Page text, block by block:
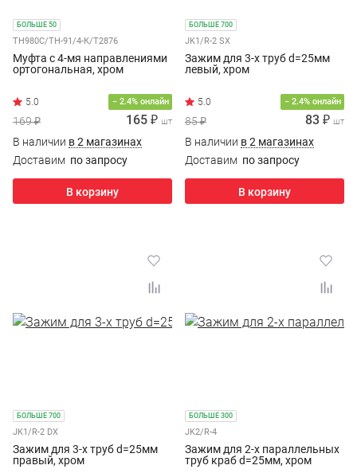
БОЛЬШЕ 50
TH980C/TH-91/4-К/T2876
Муфта с 4-мя направлениями
ортогональная, хром
− 2.4% онлайн
169 ₽ 165 ₽ шт
В наличии в 2 магазинах
Доставим по запросу
В корзину
БОЛЬШЕ 700
JK1/R-2 SX
Зажим для 3-х труб d=25мм
левый, хром
− 2.4% онлайн
85 ₽ 83 ₽ шт
В наличии в 2 магазинах
Доставим по запросу
В корзину
БОЛЬШЕ 700
JK1/R-2 DX
Зажим для 3-х труб d=25мм
правый, хром
БОЛЬШЕ 300
JK2/R-4
Зажим для 2-х параллельных
труб краб d=25мм, хром